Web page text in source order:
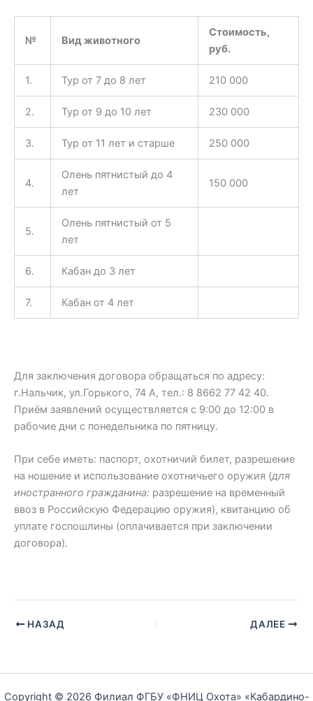
№ Вид животного
Стоимость,
руб.
1. Тур от 7 до 8 лет 210 000
2. Тур от 9 до 10 лет 230 000
3. Тур от 11 лет и старше 250 000
4.
Олень пятнистый до 4
лет
150 000
5.
Олень пятнистый от 5
лет
6. Кабан до 3 лет
7. Кабан от 4 лет
Для заключения договора обращаться по адресу:
г.Нальчик, ул.Горького, 74 А, тел.: 8 8662 77 42 40.
Приём заявлений осуществляется с 9:00 до 12:00 в
рабочие дни с понедельника по пятницу.
При себе иметь: паспорт, охотничий билет, разрешение
на ношение и использование охотничьего оружия (для
иностранного гражданина: разрешение на временный
ввоз в Российскую Федерацию оружия), квитанцию об
уплате госпошлины (оплачивается при заключении
договора).
НАЗАД ДАЛЕЕ
Copyright © 2026 Филиал ФГБУ «ФНИЦ Охота» «Кабардино-